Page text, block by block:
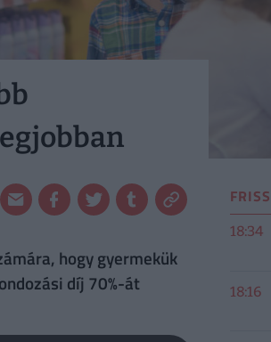
hogy gyermekük
díj 70%-át
18:34
18:16